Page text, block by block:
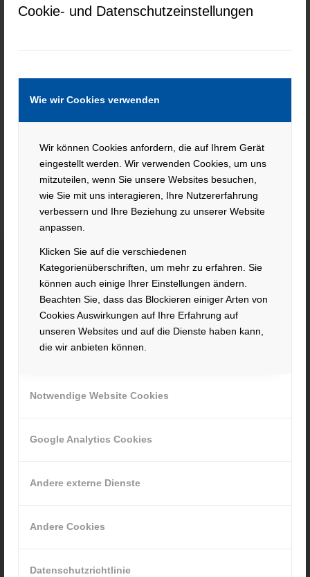
Cookie- und Datenschutzeinstellungen
Wie wir Cookies verwenden
Wir können Cookies anfordern, die auf Ihrem Gerät
eingestellt werden. Wir verwenden Cookies, um uns
mitzuteilen, wenn Sie unsere Websites besuchen,
wie Sie mit uns interagieren, Ihre Nutzererfahrung
verbessern und Ihre Beziehung zu unserer Website
anpassen.
Klicken Sie auf die verschiedenen
Kategorienüberschriften, um mehr zu erfahren. Sie
können auch einige Ihrer Einstellungen ändern.
Beachten Sie, dass das Blockieren einiger Arten von
Cookies Auswirkungen auf Ihre Erfahrung auf
unseren Websites und auf die Dienste haben kann,
die wir anbieten können.
Notwendige Website Cookies
Google Analytics Cookies
Andere externe Dienste
Andere Cookies
Datenschutzrichtlinie
KONTAKT
Hacker Feinmechanik GmbH
Fax. +49 991 91564
Ihr Weg zu uns
INFORMATIONEN